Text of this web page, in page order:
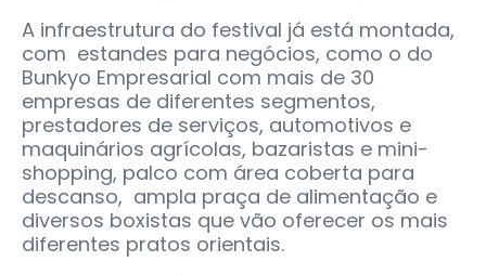
A infraestrutura do festival já está montada,
com estandes para negócios, como o do
Bunkyo Empresarial com mais de 30
empresas de diferentes segmentos,
prestadores de serviços, automotivos e
maquinários agrícolas, bazaristas e mini-
shopping, palco com área coberta para
descanso, ampla praça de alimentação e
diversos boxistas que vão oferecer os mais
diferentes pratos orientais.